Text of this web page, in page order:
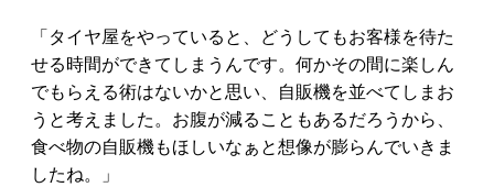
「タイヤ屋をやっていると、どうしてもお客様を待た
せる時間ができてしまうんです。何かその間に楽しん
でもらえる術はないかと思い、自販機を並べてしまお
うと考えました。お腹が減ることもあるだろうから、
食べ物の自販機もほしいなぁと想像が膨らんでいきま
したね。」